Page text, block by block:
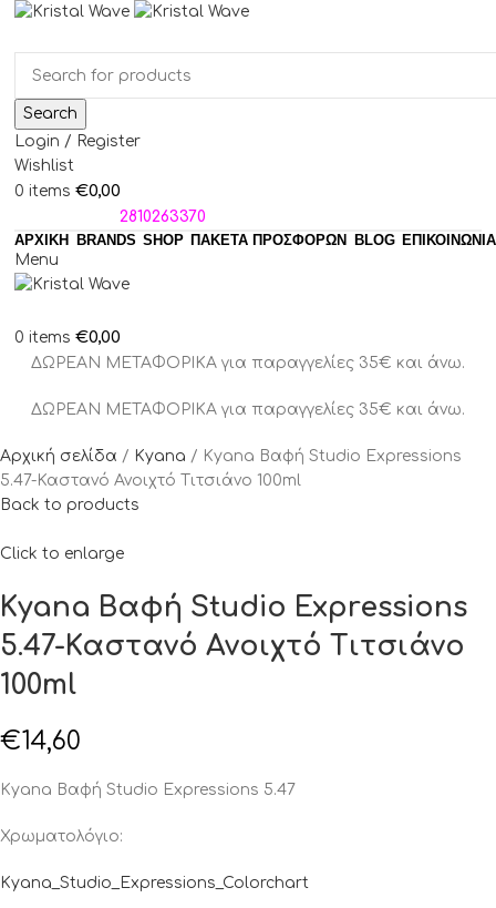
Search
Login / Register
Wishlist
0 items €0,00
2810263370
ΑΡΧΙΚΗ
BRANDS SHOP ΠΑΚΈΤΑ ΠΡΟΣΦΟΡΏΝ BLOG ΕΠΙΚΟΙΝΩΝΙΑ
Menu
0 items €0,00
ΔΩΡΕΑΝ ΜΕΤΑΦΟΡΙΚΑ για παραγγελίες 35€ και άνω.
ΔΩΡΕΑΝ ΜΕΤΑΦΟΡΙΚΑ για παραγγελίες 35€ και άνω.
Αρχική σελίδα Kyana
Kyana Βαφή Studio Expressions
5.47-Καστανό Ανοιχτό Τιτσιάνο 100ml
Back to products
Click to enlarge
Kyana Βαφή Studio Expressions
5.47-Καστανό Ανοιχτό Τιτσιάνο
100ml
€14,60
Kyana Βαφή Studio Expressions 5.47
Χρωματολόγιο:
Kyana_Studio_Expressions_Colorchart